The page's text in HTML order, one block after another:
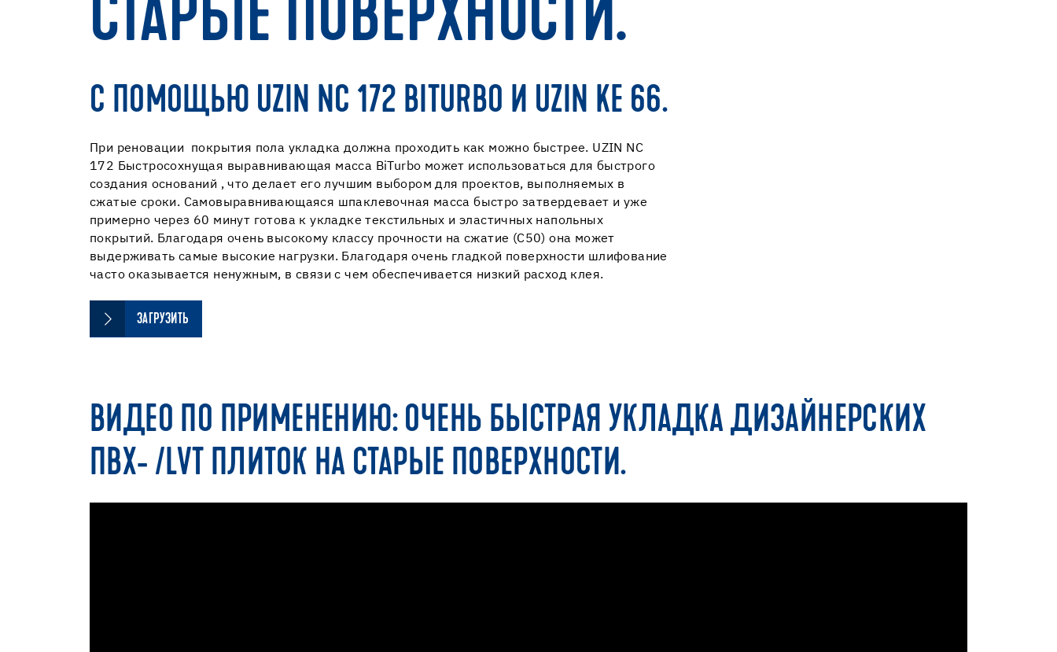
СТАРЫЕ ПОВЕРХНОСТИ.
С ПОМОЩЬЮ UZIN NC 172 BITURBO И UZIN KE 66.
При реновации покрытия пола укладка должна проходить как можно быстрее. UZIN NC
172 Быстросохнущая выравнивающая масса BiTurbo может использоваться для быстрого
создания оснований , что делает его лучшим выбором для проектов, выполняемых в
сжатые сроки. Самовыравнивающаяся шпаклевочная масса быстро затвердевает и уже
примерно через 60 минут готова к укладке текстильных и эластичных напольных
покрытий. Благодаря очень высокому классу прочности на сжатие (C50) она может
выдерживать самые высокие нагрузки. Благодаря очень гладкой поверхности шлифование
часто оказывается ненужным, в связи с чем обеспечивается низкий расход клея.
ЗАГРУЗИТЬ
ВИДЕО ПО ПРИМЕНЕНИЮ: ОЧЕНЬ БЫСТРАЯ УКЛАДКА ДИЗАЙНЕРСКИХ
ПВХ- /LVT ПЛИТОК НА СТАРЫЕ ПОВЕРХНОСТИ.